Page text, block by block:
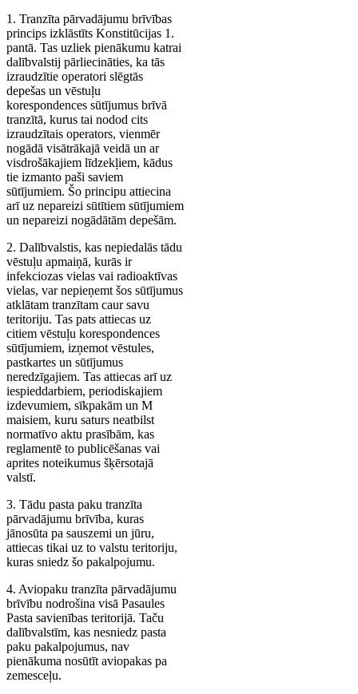
1. Tranzīta pārvadājumu brīvības
princips izklāstīts Konstitūcijas 1.
pantā. Tas uzliek pienākumu katrai
dalībvalstij pārliecināties, ka tās
izraudzītie operatori slēgtās
depešas un vēstuļu
korespondences sūtījumus brīvā
tranzītā, kurus tai nodod cits
izraudzītais operators, vienmēr
nogādā visātrākajā veidā un ar
visdrošākajiem līdzekļiem, kādus
tie izmanto paši saviem
sūtījumiem. Šo principu attiecina
arī uz nepareizi sūtītiem sūtījumiem
un nepareizi nogādātām depešām.
2. Dalībvalstis, kas nepiedalās tādu
vēstuļu apmaiņā, kurās ir
infekciozas vielas vai radioaktīvas
vielas, var nepieņemt šos sūtījumus
atklātam tranzītam caur savu
teritoriju. Tas pats attiecas uz
citiem vēstuļu korespondences
sūtījumiem, izņemot vēstules,
pastkartes un sūtījumus
neredzīgajiem. Tas attiecas arī uz
iespieddarbiem, periodiskajiem
izdevumiem, sīkpakām un M
maisiem, kuru saturs neatbilst
normatīvo aktu prasībām, kas
reglamentē to publicēšanas vai
aprites noteikumus šķērsotajā
valstī.
3. Tādu pasta paku tranzīta
pārvadājumu brīvība, kuras
jānosūta pa sauszemi un jūru,
attiecas tikai uz to valstu teritoriju,
kuras sniedz šo pakalpojumu.
4. Aviopaku tranzīta pārvadājumu
brīvību nodrošina visā Pasaules
Pasta savienības teritorijā. Taču
dalībvalstīm, kas nesniedz pasta
paku pakalpojumus, nav
pienākuma nosūtīt aviopakas pa
zemesceļu.